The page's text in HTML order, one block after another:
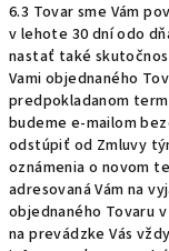
6.3 Tovar sme Vám
v lehote 30 dní odo
nastať také
Vami objednaného
predpokladanom
budeme e-mailom
odstúpiť od Zmluvy
oznámenia o novom
adresovaná Vám na
objednaného Tovaru
na prevádzke Vás